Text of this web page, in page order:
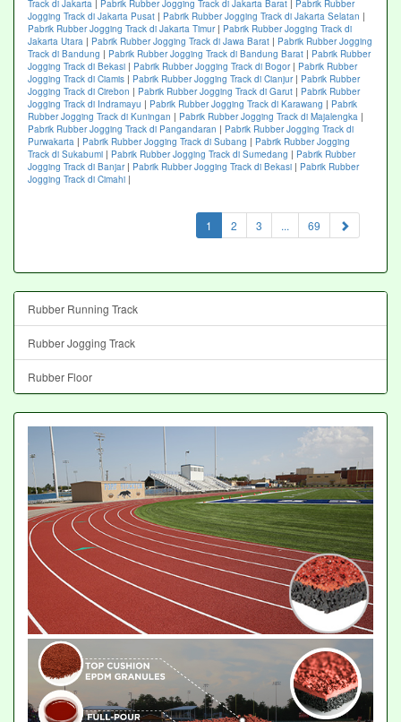
Track di Jakarta | Pabrik Rubber Jogging Track di Jakarta Barat | Pabrik Rubber
Jogging Track di Jakarta Pusat | Pabrik Rubber Jogging Track di Jakarta Selatan |
Pabrik Rubber Jogging Track di Jakarta Timur| Pabrik Rubber Jogging Track di
Jakarta Utara | Pabrik Rubber Jogging Track di Jawa Barat | Pabrik Rubber Jogging
Track di Bandung | Pabrik Rubber Jogging Track di Bandung Barat | Pabrik Rubber
Jogging Track di Bekasi | Pabrik Rubber Jogging Track di Bogor| Pabrik Rubber
Jogging Track di Ciamis | Pabrik Rubber Jogging Track di Cianjur| Pabrik Rubber
Jogging Track di Cirebon | Pabrik Rubber Jogging Track di Garut | Pabrik Rubber
Jogging Track di Indramayu | Pabrik Rubber Jogging Track di Karawang | Pabrik
Rubber Jogging Track di Kuningan | Pabrik Rubber Jogging Track di Majalengka |
Pabrik Rubber Jogging Track di Pangandaran | Pabrik Rubber Jogging Track di
Purwakarta | Pabrik Rubber Jogging Track di Subang | Pabrik Rubber Jogging
Track di Sukabumi | Pabrik Rubber Jogging Track di Sumedang | Pabrik Rubber
Jogging Track di Banjar| Pabrik Rubber Jogging Track di Bekasi | Pabrik Rubber
Jogging Track di Cimahi |
1 (current)
2 3 ... 69
Rubber Running Track
Rubber Jogging Track
Rubber Floor